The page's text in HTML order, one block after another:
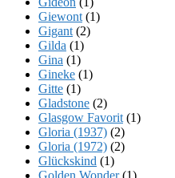
Giewont (1)
Gigant (2)
Gilda (1)
Gina (1)
Gineke (1)
Gitte (1)
Gladstone (2)
Glasgow Favorit (1)
Gloria (1937) (2)
Gloria (1972) (2)
Glückskind (1)
Golden Wonder(1)